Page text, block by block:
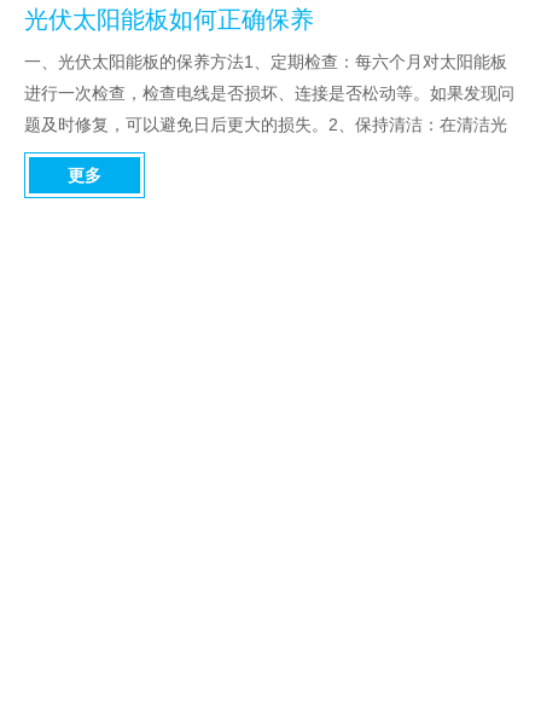
光伏太阳能板如何正确保养
一、光伏太阳能板的保养方法1、定期检查：每六个月对太阳能板
进行一次检查，检查电线是否损坏、连接是否松动等。如果发现问
题及时修复，可以避免日后更大的损失。2、保持清洁：在清洁光
伏太阳能板时要特别小心。首先要关闭光伏太阳能板的电源，用干
净的水和布清洁太阳能板，千万不要使用硬刷子和刮刀。这样会造
更多